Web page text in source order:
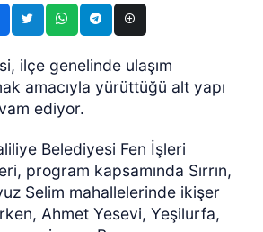
ilçe genelinde ulaşım
amacıyla yürüttüğü alt yapı
ediyor.
Belediyesi Fen İşleri
program kapsamında Sırrın,
Selim mahallelerinde ikişer
Ahmet Yesevi, Yeşilurfa,